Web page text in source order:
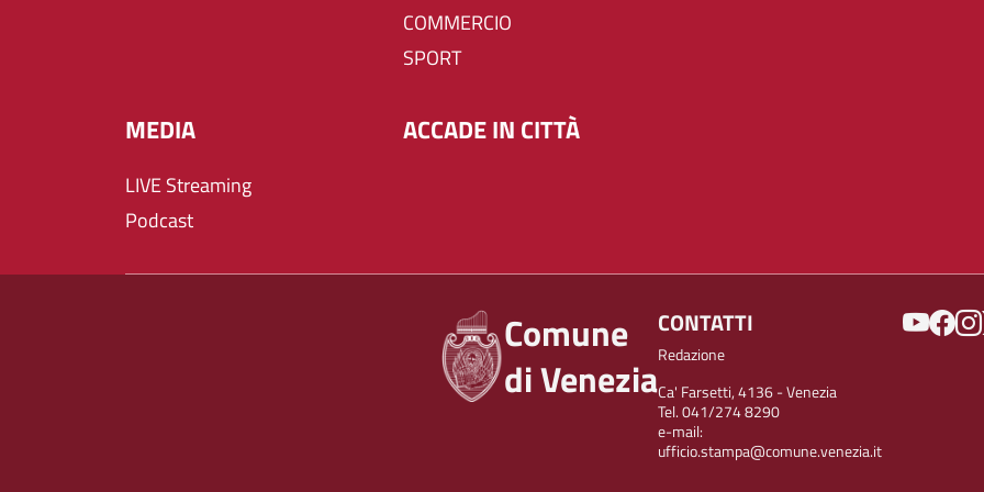
COMMERCIO
SPORT
MEDIA
LIVE Streaming
Podcast
ACCADE IN CITTÀ
Comune
di Venezia
CONTATTI
Redazione
Ca' Farsetti, 4136 - Venezia
Tel. 041/274 8290
e-mail:
ufficio.stampa@comune.venezia.it